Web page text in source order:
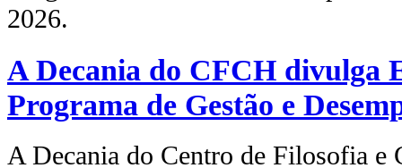
2026.
A Decania do CFCH divulga
Programa de Gestão e
A Decania do Centro de Filosofia e